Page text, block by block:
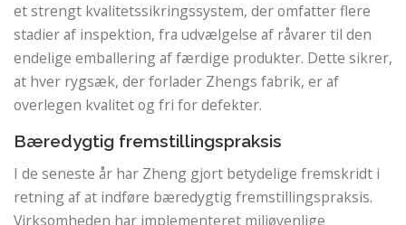
et strengt kvalitetssikringssystem, der omfatter flere
stadier af inspektion, fra udvælgelse af råvarer til den
endelige emballering af færdige produkter. Dette sikrer,
at hver rygsæk, der forlader Zhengs fabrik, er af
overlegen kvalitet og fri for defekter.
Bæredygtig fremstillingspraksis
I de seneste år har Zheng gjort betydelige fremskridt i
retning af at indføre bæredygtig fremstillingspraksis.
Virksomheden har implementeret miljøvenlige